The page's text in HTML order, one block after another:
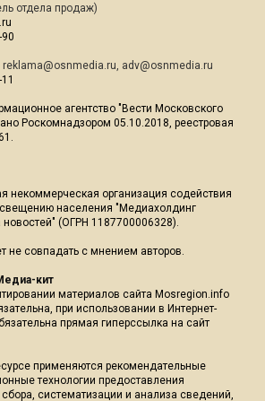
отдела продаж)
reklama@osnmedia.ru, adv@osnmedia.ru
агентство "Вести Московского
Роскомнадзором 05.10.2018, реестровая
некоммерческая организация содействия
населения "Медиахолдинг
(ОГРН 1187700006328).
не совпадать с мнением авторов.
кит
материалов сайта Mosregion.info
при использовании в Интернет-
прямая гиперссылка на сайт
применяются рекомендательные
технологии предоставления
систематизации и анализа сведений,